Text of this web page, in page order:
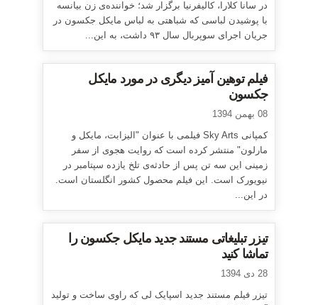
در سانا کلارا، کالیفرنیا برگزار شد؛ خواننده‌ی زن بیانسه
با پوشیدن لباسی که شباهتی به لباس مایکل جکسون در
جریان اجرای سوپربال سال ۹۳ داشت، به این...
فیلم توهین آمیز دیگری در مورد مایکل
جکسون
08 بهمن 1394
کمپانی Sky Arts فیلمی با عنوان "الیزابت، مایکل و
مارلون" منتشر کرده است که روایت هجوی از سفر
زمینی این سه تن پس از حادثه‌ی تلخ یازده سپتامبر در
نیویورک است. این فیلم محصول کشور انگلستان است.
در این...
تیزر تبلیغاتی مستند جدید مایکل جکسون را
تماشا کنید
28 دی 1394
تیزر فیلم مستند جدید اسپایک لی که راوی ساخت و تولید